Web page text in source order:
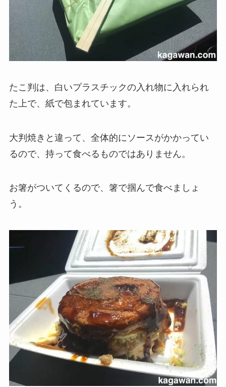
たこ判は、白いプラスチックの入れ物に入れられ
た上で、紙で包まれています。
大判焼きと違って、全体的にソースがかかってい
るので、持って食べるものではありません。
お箸がついてくるので、箸で掴んで食べましょ
う。